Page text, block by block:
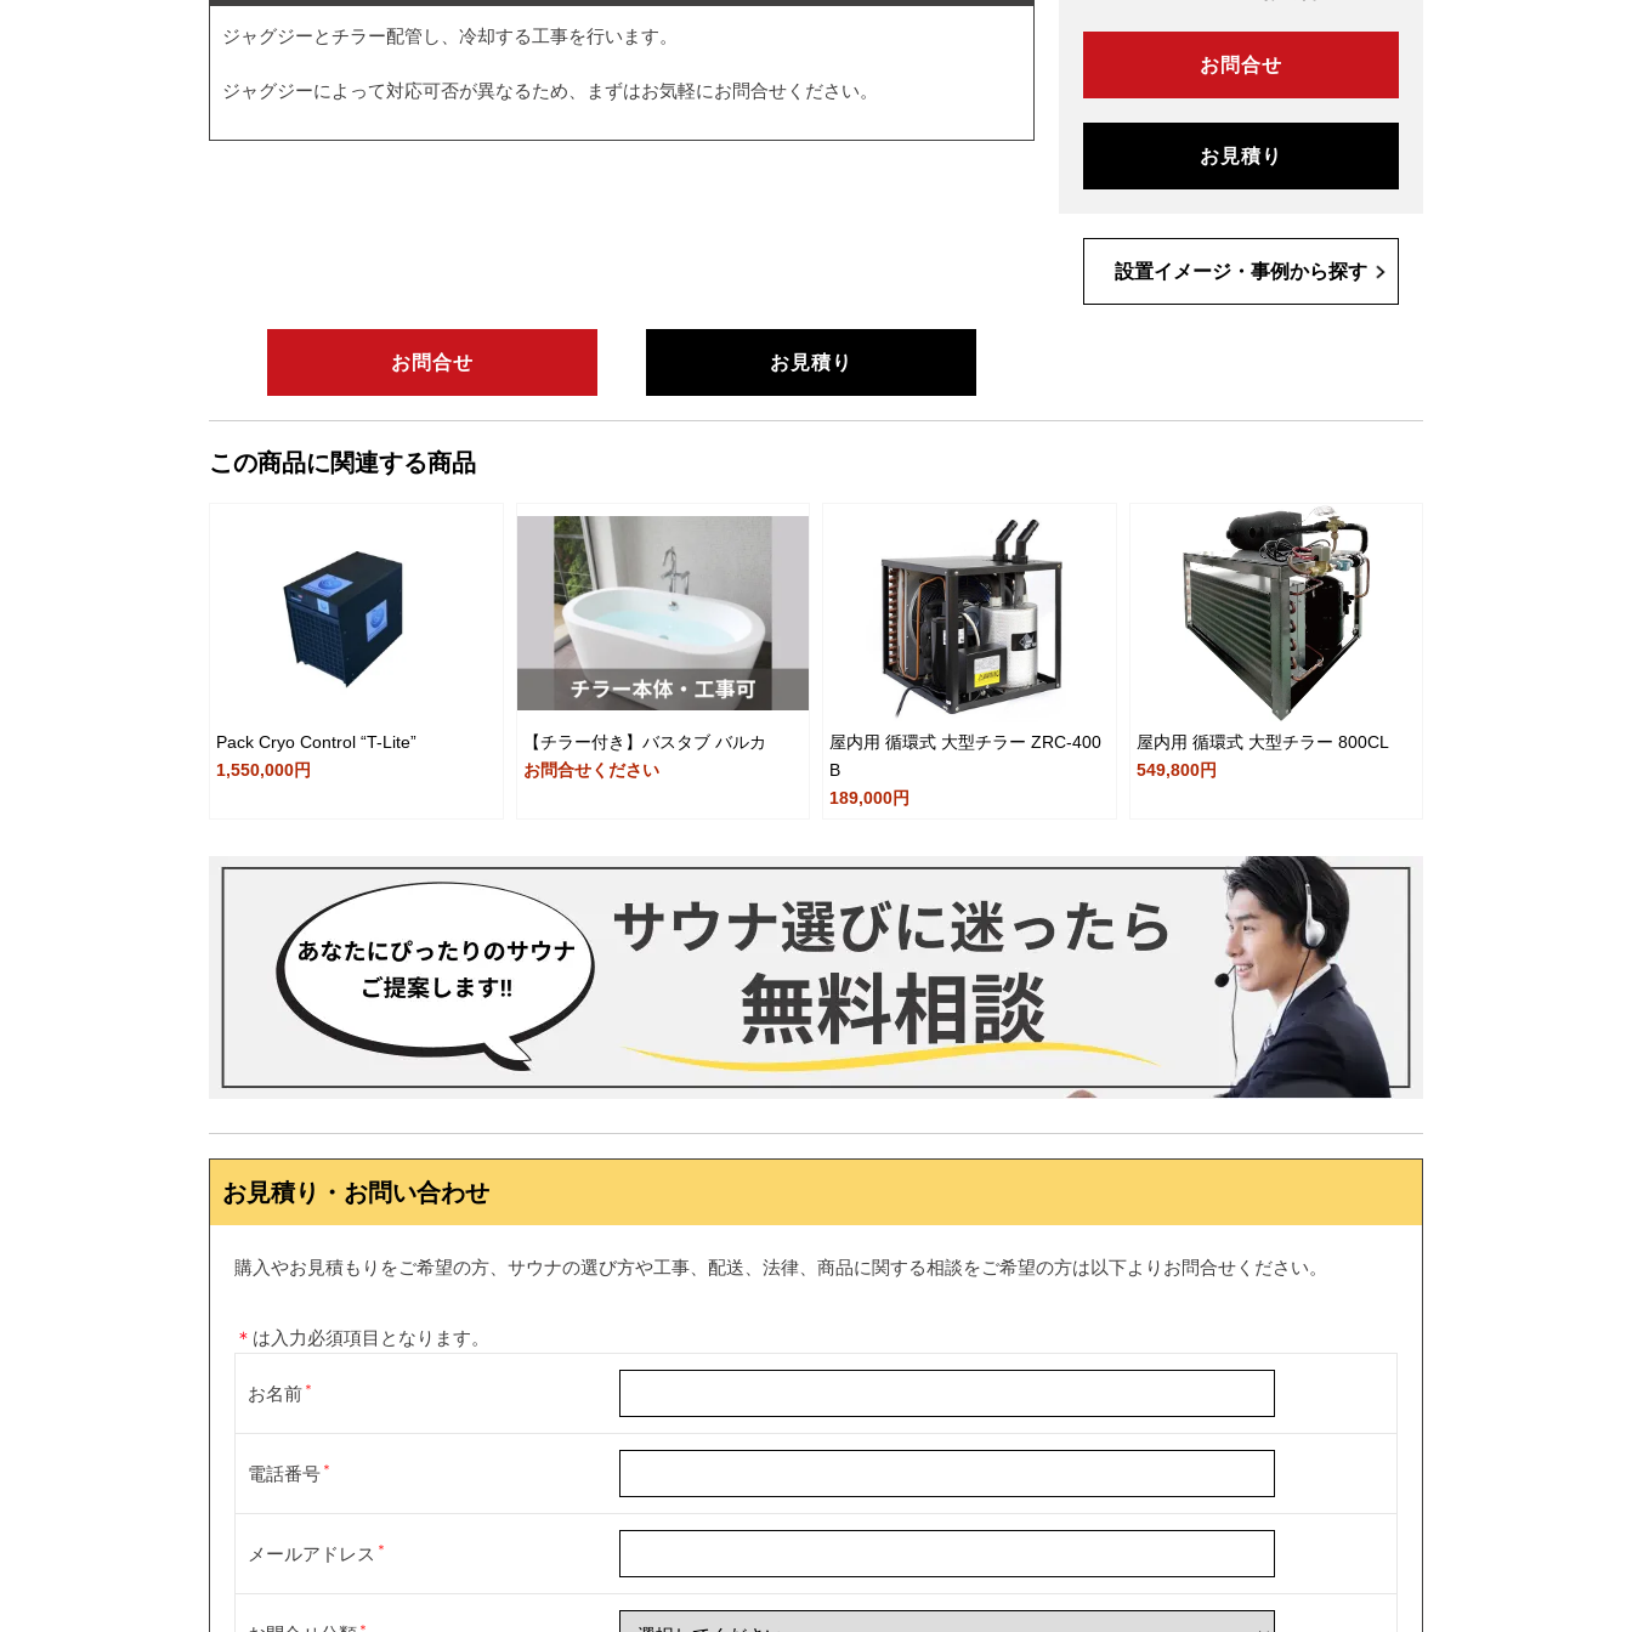
ジャグジーとチラー配管し、冷却する工事を行います。
ジャグジーによって対応可否が異なるため、まずはお気軽にお問合せください。
お問合せ
お見積り
設置イメージ・事例から探す
お問合せ お見積り
この商品に関連する商品
Pack Cryo Control “T-Lite”
1,550,000円
【チラー付き】バスタブ バルカ
お問合せください
屋内用 循環式 大型チラー ZRC-400
B
189,000円
屋内用 循環式 大型チラー 800CL
549,800円
お見積り・お問い合わせ
購入やお見積もりをご希望の方、サウナの選び方や工事、配送、法律、商品に関する相談をご希望の方は以下よりお問合せください。
＊ は入力必須項目となります。
お名前
電話番号
メールアドレス